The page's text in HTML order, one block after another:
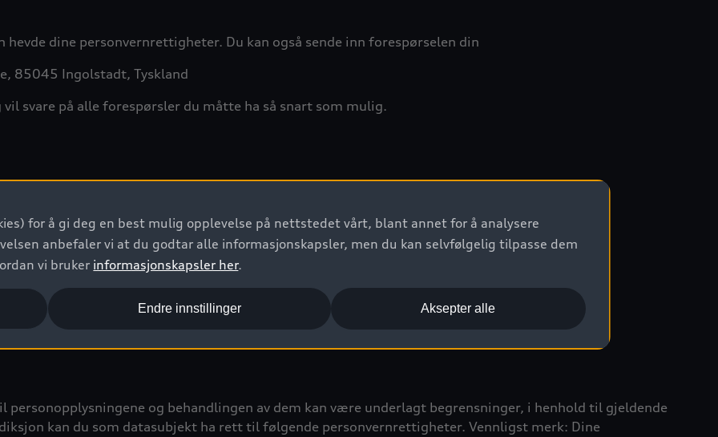
hevde dine personvernrettigheter. Du kan også sende inn forespørselen din
85045 Ingolstadt, Tyskland
svare på alle forespørsler du måtte ha så snart som mulig.
AUDI AG, Auto-Union-Straße 1, 85057 Ingolstadt, Tyskland
og behandlingen av dem kan være underlagt begrensninger, i henhold til gjeldende
kan du som datasubjekt ha rett til følgende personvernrettigheter. Vennligst merk: Dine
for å gi deg en best mulig opplevelse på nettstedet vårt, blant annet for å analysere
anbefaler vi at du godtar alle informasjonskapsler, men du kan selvfølgelig tilpasse dem
vi bruker informasjonskapsler her.
Aksepter alle
Endre innstillinger